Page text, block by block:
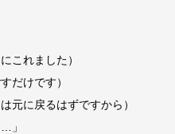
これました）
だけです）
元に戻るはずですから）
」